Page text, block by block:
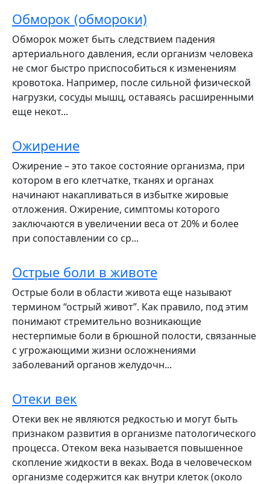
Обморок (обмороки)
Обморок может быть следствием падения
артериального давления, если организм человека
не смог быстро приспособиться к изменениям
кровотока. Например, после сильной физической
нагрузки, сосуды мышц, оставаясь расширенными
еще некот...
Ожирение
Ожирение – это такое состояние организма, при
котором в его клетчатке, тканях и органах
начинают накапливаться в избытке жировые
отложения. Ожирение, симптомы которого
заключаются в увеличении веса от 20% и более
при сопоставлении со ср...
Острые боли в животе
Острые боли в области живота еще называют
термином “острый живот”. Как правило, под этим
понимают стремительно возникающие
нестерпимые боли в брюшной полости, связанные
с угрожающими жизни осложнениями
заболеваний органов желудочн...
Отеки век
Отеки век не являются редкостью и могут быть
признаком развития в организме патологического
процесса. Отеком века называется повышенное
скопление жидкости в веках. Вода в человеческом
организме содержится как внутри клеток (около